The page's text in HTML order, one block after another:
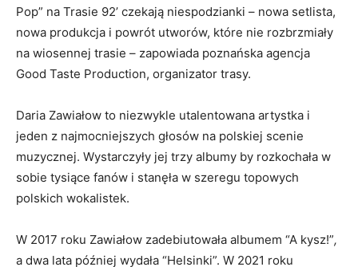
Pop” na Trasie 92’ czekają niespodzianki – nowa setlista,
nowa produkcja i powrót utworów, które nie rozbrzmiały
na wiosennej trasie – zapowiada poznańska agencja
Good Taste Production, organizator trasy.
Daria Zawiałow to niezwykle utalentowana artystka i
jeden z najmocniejszych głosów na polskiej scenie
muzycznej. Wystarczyły jej trzy albumy by rozkochała w
sobie tysiące fanów i stanęła w szeregu topowych
polskich wokalistek.
W 2017 roku Zawiałow zadebiutowała albumem “A kysz!”,
a dwa lata później wydała “Helsinki”. W 2021 roku